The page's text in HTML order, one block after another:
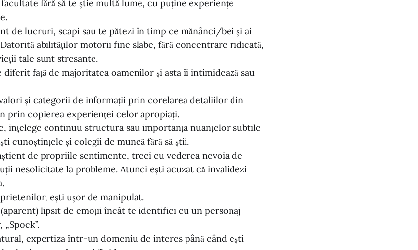
fără să te știe multă lume, cu puține experiențe
de lucruri, scapi sau te pătezi în timp ce mănânci/bei și ai
abilităților motorii fine slabe, fără concentrare ridicată,
tale sunt stresante.
față de majoritatea oamenilor și asta îi intimidează sau
și categorii de informații prin corelarea detaliilor din
prin copierea experienței celor apropiați.
înțelege continuu structura sau importanța nuanțelor subtile
cunoștințele și colegii de muncă fără să știi.
de propriile sentimente, treci cu vederea nevoia de
nesolicitate la probleme. Atunci ești acuzat că invalidezi
ești ușor de manipulat.
lipsit de emoții încât te identifici cu un personaj
expertiza într-un domeniu de interes până când ești